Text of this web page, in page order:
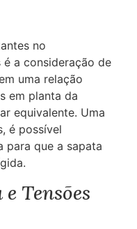
no
a consideração de
uma relação
em planta da
equivalente. Uma
é possível
para que a sapata
Tensões